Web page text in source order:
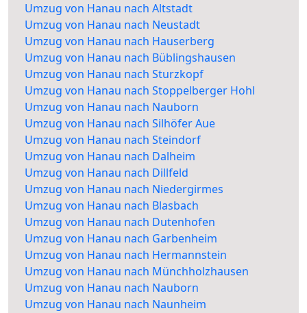
Umzug von Hanau nach Altstadt
Umzug von Hanau nach Neustadt
Umzug von Hanau nach Hauserberg
Umzug von Hanau nach Büblingshausen
Umzug von Hanau nach Sturzkopf
Umzug von Hanau nach Stoppelberger Hohl
Umzug von Hanau nach Nauborn
Umzug von Hanau nach Silhöfer Aue
Umzug von Hanau nach Steindorf
Umzug von Hanau nach Dalheim
Umzug von Hanau nach Dillfeld
Umzug von Hanau nach Niedergirmes
Umzug von Hanau nach Blasbach
Umzug von Hanau nach Dutenhofen
Umzug von Hanau nach Garbenheim
Umzug von Hanau nach Hermannstein
Umzug von Hanau nach Münchholzhausen
Umzug von Hanau nach Nauborn
Umzug von Hanau nach Naunheim